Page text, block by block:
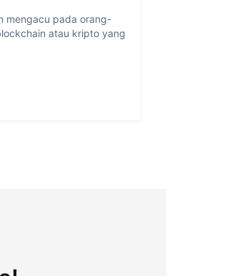
mengacu pada orang-
atau kripto yang